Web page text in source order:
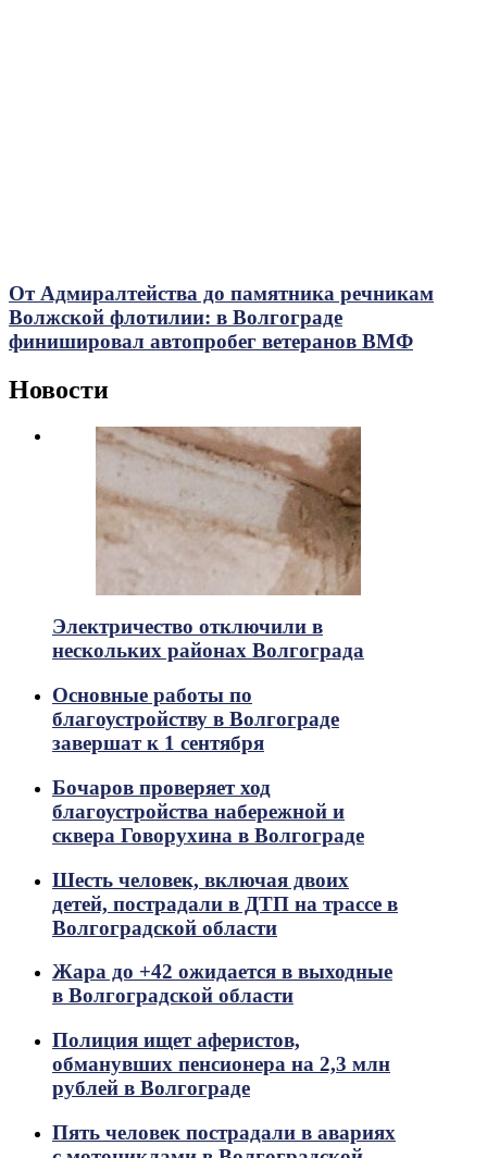
От Адмиралтейства до памятника речникам
Волжской флотилии: в Волгограде
финишировал автопробег ветеранов ВМФ
Новости
Электричество отключили в
нескольких районах Волгограда
Основные работы по
благоустройству в Волгограде
завершат к 1 сентября
Бочаров проверяет ход
благоустройства набережной и
сквера Говорухина в Волгограде
Шесть человек, включая двоих
детей, пострадали в ДТП на трассе в
Волгоградской области
Жара до +42 ожидается в выходные
в Волгоградской области
Полиция ищет аферистов,
обманувших пенсионера на 2,3 млн
рублей в Волгограде
Пять человек пострадали в авариях